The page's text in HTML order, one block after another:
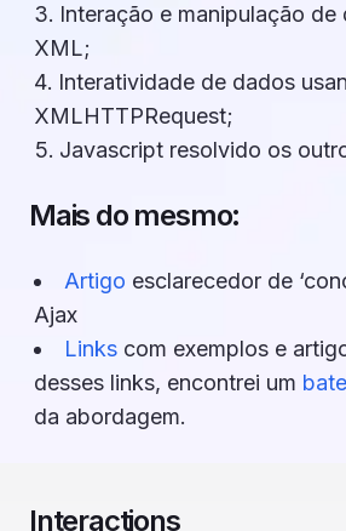
Interação e manipulação de
XML;
Interatividade de dados
XMLHTTPRequest;
Javascript resolvido os
Mais do mesmo:
Artigo esclarecedor de
Ajax
Links com exemplos e
desses links, encontrei um
da abordagem.
Interactions